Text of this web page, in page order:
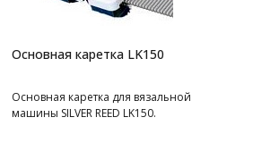
Основная каретка LK150
Основная каретка для вязальной
машины SILVER REED LK150.